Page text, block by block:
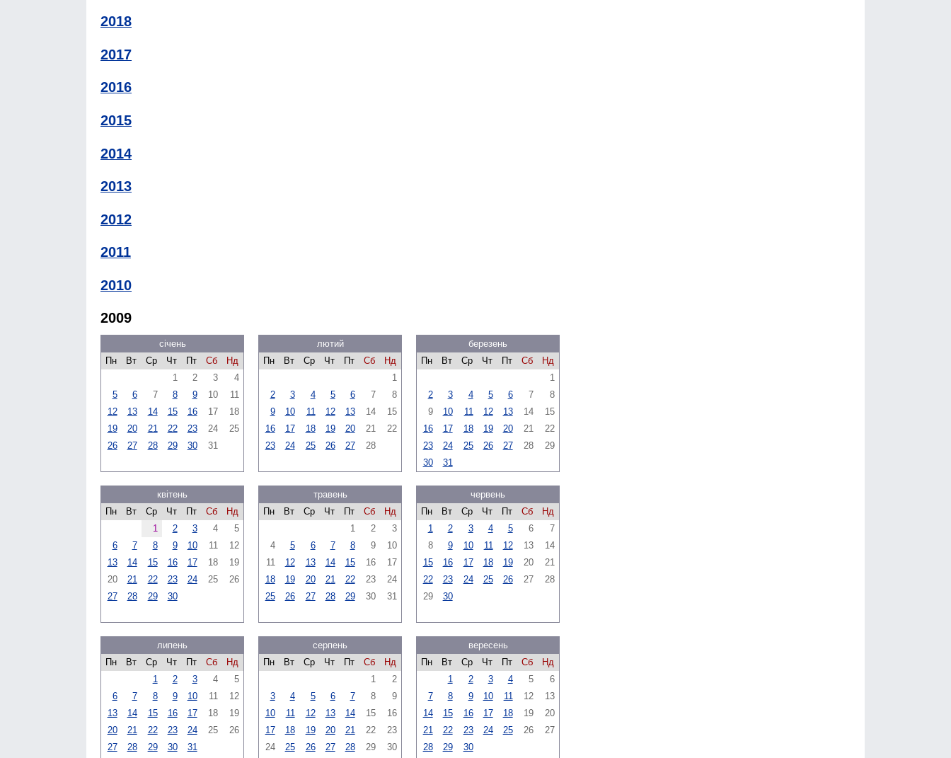
2018
2017
2016
2015
2014
2013
2012
2011
2010
2009
січень
Пн
Вт Ср Чт Пт Сб
Нд
1
2 3
4
5
6 7 8 9 10
11
12
13 14 15 16 17
18
19
20 21 22 23 24
25
26
27 28 29 30 31
лютий
Пн
Вт Ср Чт Пт Сб
Нд
1
2
3 4 5 6 7
8
9
10 11 12 13 14
15
16
17 18 19 20 21
22
23
24 25 26 27 28
березень
Пн
Вт Ср Чт Пт Сб
Нд
1
2
3 4 5 6 7
8
9
10 11 12 13 14
15
16
17 18 19 20 21
22
23
24 25 26 27 28
29
30
31
квітень
Пн
Вт Ср Чт Пт Сб
Нд
1
2 3 4
5
6
7 8 9 10 11
12
13
14 15 16 17 18
19
20
21 22 23 24 25
26
27
28 29 30
травень
Пн
Вт Ср Чт Пт Сб
Нд
1
2
3
4
5 6 7 8 9
10
11
12 13 14 15 16
17
18
19 20 21 22 23
24
25
26 27 28 29 30 31
червень
Пн
Вт Ср Чт Пт Сб
Нд
1
2 3 4 5 6
7
8
9 10 11 12 13
14
15
16 17 18 19 20
21
22
23 24 25 26 27
28
29
30
липень
Пн
Вт Ср Чт Пт Сб
Нд
1
2 3 4
5
6
7 8 9 10 11
12
13
14 15 16 17 18
19
20
21 22 23 24 25
26
27
28 29 30 31
серпень
Пн
Вт Ср Чт Пт Сб
Нд
1
2
3
4 5 6 7 8
9
10
11 12 13 14 15
16
17
18 19 20 21 22
23
24
25 26 27 28 29
30
вересень
Пн
Вт Ср Чт Пт Сб
Нд
1
2 3 4 5
6
7
8 9 10 11 12
13
14
15 16 17 18 19
20
21
22 23 24 25 26
27
28
29 30